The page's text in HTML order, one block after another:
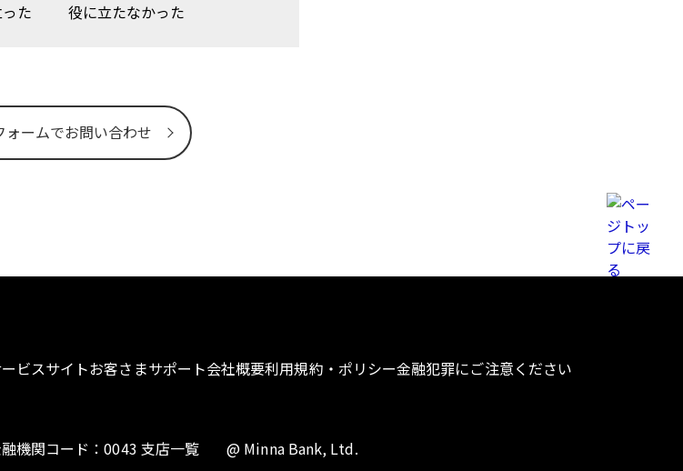
た 役に立たなかった
ォームでお問い合わせ
ビスサイトお客さまサポート会社概要利用規約・ポリシー金融犯罪にご注意ください
機関コード：0043 支店一覧 @ Minna Bank, Ltd.